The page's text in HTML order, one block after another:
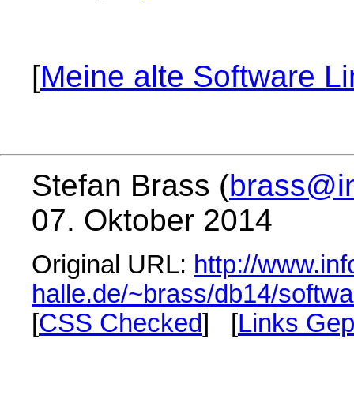
[Meine alte Software
Stefan Brass (
07. Oktober 2014
Original URL: http://
halle.de/~brass/db14/
[CSS Checked] [Links